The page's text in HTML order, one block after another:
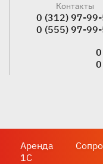
Контакты
0 (312) 97-
0 (555) 97-
Аренда
1С